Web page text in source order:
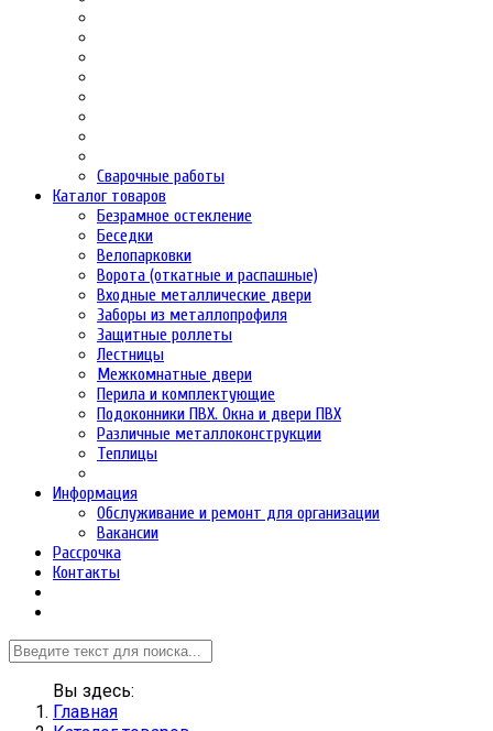
Сварочные работы
Каталог товаров
Безрамное остекление
Беседки
Велопарковки
Ворота (откатные и распашные)
Входные металлические двери
Заборы из металлопрофиля
Защитные роллеты
Лестницы
Межкомнатные двери
Перила и комплектующие
Подоконники ПВХ. Окна и двери ПВХ
Различные металлоконструкции
Теплицы
Информация
Обслуживание и ремонт для организации
Вакансии
Рассрочка
Контакты
Вы здесь:
Главная